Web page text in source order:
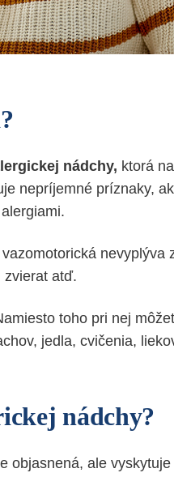
nádchy, ktorá
nepríjemné príznaky,
nevyplýva
zvierat atď.
toho pri nej
jedla, cvičenia,
nádchy?
objasnená, ale